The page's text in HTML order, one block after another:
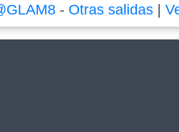
-Otras salidas |